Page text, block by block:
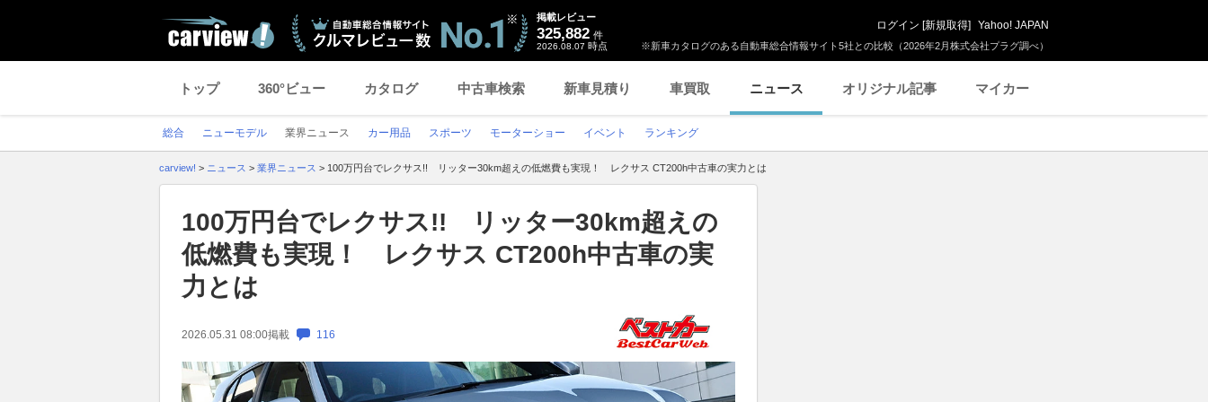
※新車カタログのある自動車総合情報サイト5社との比較（2026年2月株式会社プラグ調べ）
掲載レビュー
325,882 件
2026.08.07 時点
ログイン [新規取得] Yahoo! JAPAN
トップ 360°ビュー カタログ 中古車検索 新車見積り 車買取 ニュース オリジナル記事 マイカー
総合 ニューモデル 業界ニュース カー用品 スポーツ モーターショー イベント ランキング
carview! > ニュース > 業界ニュース > 100万円台でレクサス!! リッター30km超えの低燃費も実現！ レクサス CT200h中古車の実力とは
100万円台でレクサス!! リッター30km超えの
低燃費も実現！ レクサス CT200h中古車の実
力とは
2026.05.31 08:00掲載 116